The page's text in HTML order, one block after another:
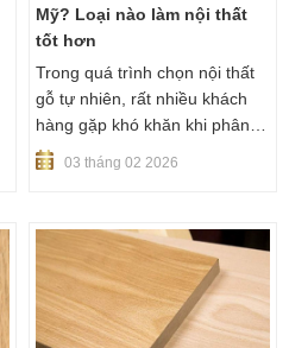
Mỹ? Loại nào làm nội thất
tốt hơn
Trong quá trình chọn nội thất
gỗ tự nhiên, rất nhiều khách
hàng gặp khó khăn khi phân
biệt gỗ sồi nga và sồi mỹ vì tên
chưa thật sự rõ ràng. Trên
thực tế, nếu không hiểu đúng
bản chất từng loại gỗ, người
mua rất dễ chọn sai vật liệu so
với nhu cầu sử dụng thực tế.
03 tháng 02 2026